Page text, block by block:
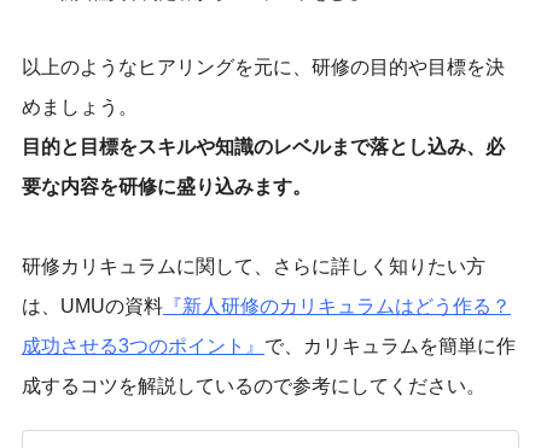
以上のようなヒアリングを元に、研修の目的や目標を決
めましょう。
目的と目標をスキルや知識のレベルまで落とし込み、必
要な内容を研修に盛り込みます。
研修カリキュラムに関して、さらに詳しく知りたい方
は、UMUの資料『新人研修のカリキュラムはどう作る？
成功させる3つのポイント』 で、カリキュラムを簡単に作
成するコツを解説しているので参考にしてください。